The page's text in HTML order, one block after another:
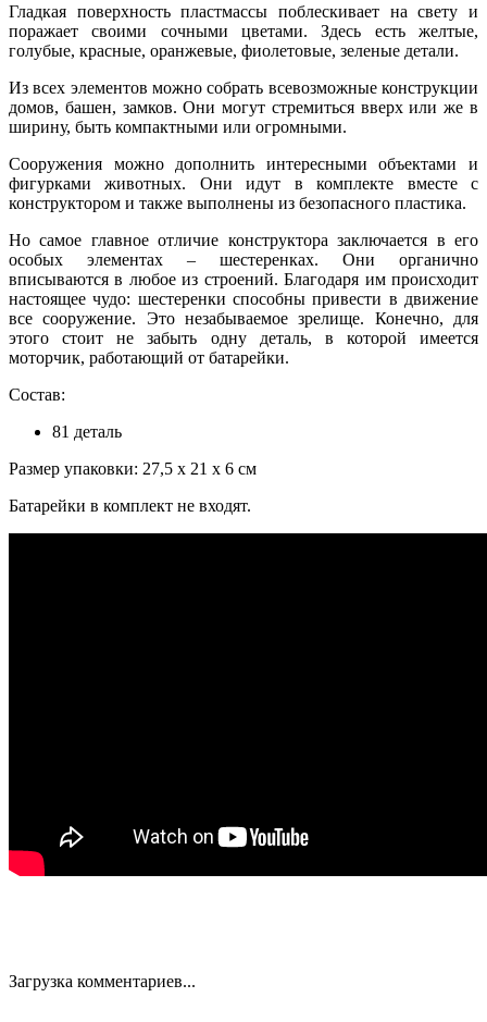
Гладкая поверхность пластмассы поблескивает на свету и
поражает своими сочными цветами. Здесь есть желтые,
голубые, красные, оранжевые, фиолетовые, зеленые детали.
Из всех элементов можно собрать всевозможные конструкции
домов, башен, замков. Они могут стремиться вверх или же в
ширину, быть компактными или огромными.
Сооружения можно дополнить интересными объектами и
фигурками животных. Они идут в комплекте вместе с
конструктором и также выполнены из безопасного пластика.
Но самое главное отличие конструктора заключается в его
особых элементах – шестеренках. Они органично
вписываются в любое из строений. Благодаря им происходит
настоящее чудо: шестеренки способны привести в движение
все сооружение. Это незабываемое зрелище. Конечно, для
этого стоит не забыть одну деталь, в которой имеется
моторчик, работающий от батарейки.
Состав:
81 деталь
Размер упаковки: 27,5 x 21 x 6 см
Батарейки в комплект не входят.
Загрузка комментариев...